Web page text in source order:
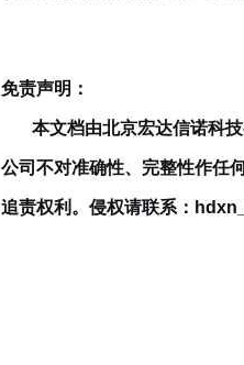
免责声明：
本文档由北京宏达信诺科
公司不对准确性、完整性作任
追责权利。侵权请联系：